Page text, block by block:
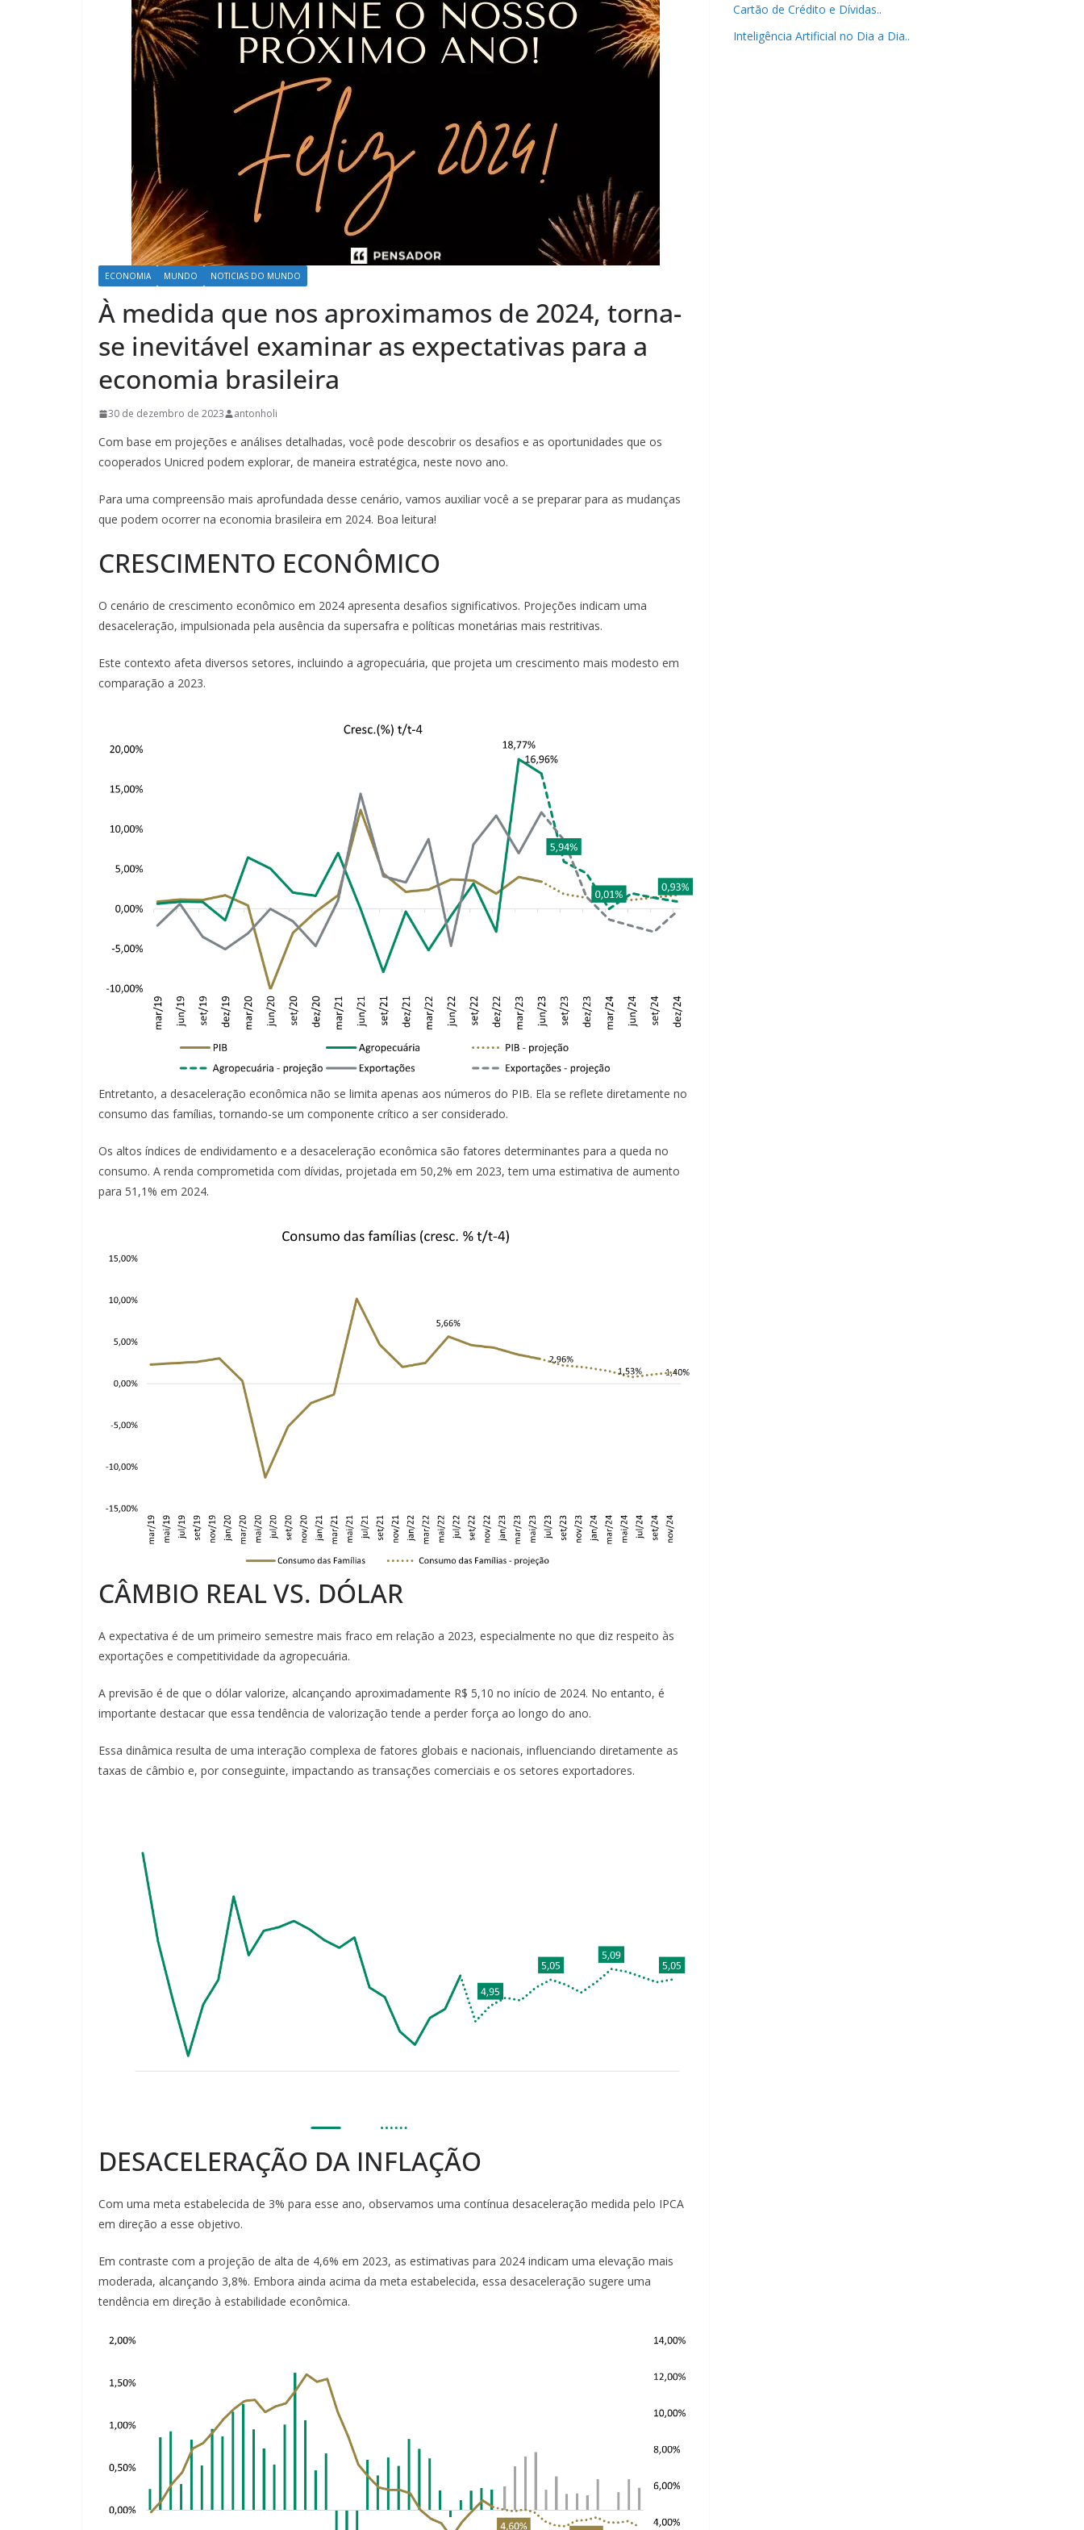
ECONOMIA MUNDO NOTICIAS DO MUNDO
À medida que nos aproximamos de 2024, torna-
se inevitável examinar as expectativas para a
economia brasileira
30 de dezembro de 2023 antonholi
Com base em projeções e análises detalhadas, você pode descobrir os desafios e as oportunidades que os
cooperados Unicred podem explorar, de maneira estratégica, neste novo ano.
Para uma compreensão mais aprofundada desse cenário, vamos auxiliar você a se preparar para as mudanças
que podem ocorrer na economia brasileira em 2024. Boa leitura!
CRESCIMENTO ECONÔMICO
O cenário de crescimento econômico em 2024 apresenta desafios significativos. Projeções indicam uma
desaceleração, impulsionada pela ausência da supersafra e políticas monetárias mais restritivas.
Este contexto afeta diversos setores, incluindo a agropecuária, que projeta um crescimento mais modesto em
comparação a 2023.
Entretanto, a desaceleração econômica não se limita apenas aos números do PIB. Ela se reflete diretamente no
consumo das famílias, tornando-se um componente crítico a ser considerado.
Os altos índices de endividamento e a desaceleração econômica são fatores determinantes para a queda no
consumo. A renda comprometida com dívidas, projetada em 50,2% em 2023, tem uma estimativa de aumento
para 51,1% em 2024.
CÂMBIO REAL VS. DÓLAR
A expectativa é de um primeiro semestre mais fraco em relação a 2023, especialmente no que diz respeito às
exportações e competitividade da agropecuária.
A previsão é de que o dólar valorize, alcançando aproximadamente R$ 5,10 no início de 2024. No entanto, é
importante destacar que essa tendência de valorização tende a perder força ao longo do ano.
Essa dinâmica resulta de uma interação complexa de fatores globais e nacionais, influenciando diretamente as
taxas de câmbio e, por conseguinte, impactando as transações comerciais e os setores exportadores.
DESACELERAÇÃO DA INFLAÇÃO
Com uma meta estabelecida de 3% para esse ano, observamos uma contínua desaceleração medida pelo IPCA
em direção a esse objetivo.
Em contraste com a projeção de alta de 4,6% em 2023, as estimativas para 2024 indicam uma elevação mais
moderada, alcançando 3,8%. Embora ainda acima da meta estabelecida, essa desaceleração sugere uma
tendência em direção à estabilidade econômica.
Cartão de Crédito e Dívidas..
Inteligência Artificial no Dia a Dia..